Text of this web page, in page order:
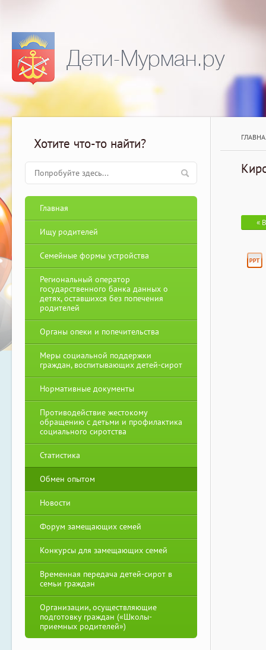
Дети-Мурман.ру
Хотите что-то найти?
Главная
Ищу родителей
Семейные формы устройства
Региональный оператор
государственного банка данных о
детях, оставшихся без попечения
родителей
Органы опеки и попечительства
Меры социальной поддержки
граждан, воспитывающих детей-сирот
Нормативные документы
Противодействие жестокому
обращению с детьми и профилактика
социального сиротства
Статистика
Обмен опытом
Новости
Форум замещающих семей
Конкурсы для замещающих семей
Временная передача детей-сирот в
семьи граждан
Организации, осуществляющие
подготовку граждан («Школы-
приемных родителей»)
«